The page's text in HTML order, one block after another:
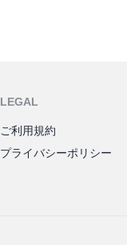
LEGAL
ご利用規約
プライバシーポリシー